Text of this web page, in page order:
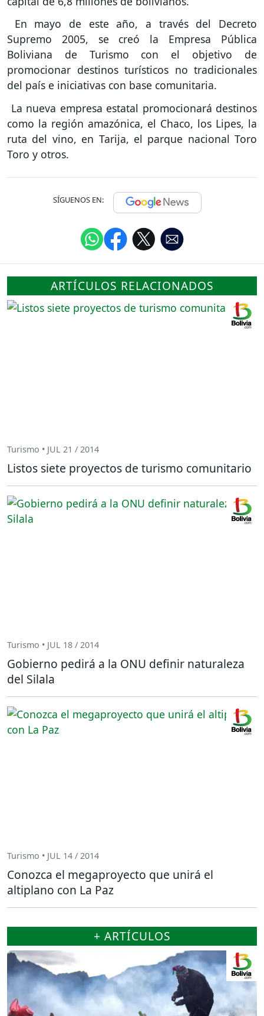
En mayo de este año, a través del Decreto
Supremo 2005, se creó la Empresa Pública
Boliviana de Turismo con el objetivo de
promocionar destinos turísticos no tradicionales
del país e iniciativas con base comunitaria.
La nueva empresa estatal promocionará destinos
como la región amazónica, el Chaco, los Lipes, la
ruta del vino, en Tarija, el parque nacional Toro
Toro y otros.
SÍGUENOS EN:
ARTÍCULOS RELACIONADOS
Turismo • JUL 21 / 2014
Listos siete proyectos de turismo comunitario
Turismo • JUL 18 / 2014
Gobierno pedirá a la ONU definir naturaleza
del Silala
Turismo • JUL 14 / 2014
Conozca el megaproyecto que unirá el
altiplano con La Paz
+ ARTÍCULOS